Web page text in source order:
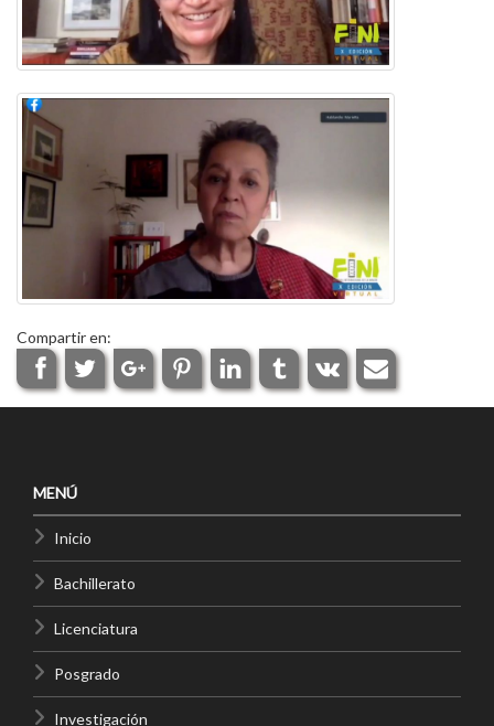
Compartir en:
MENÚ
Inicio
Bachillerato
Licenciatura
Posgrado
Investigación